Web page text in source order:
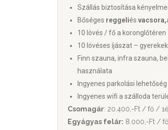
Szállás biztosítása
Bőséges reggeliés vacsora,
10 lövés / fő a
10 lövéses íjászat –
Finn szauna, infra szauna,
használata
Ingyenes parkolási
Ingyenes wifi a szálloda
Csomagár: 20.400,-Ft / fő /
Egyágyas felár: 8.000,-Ft /